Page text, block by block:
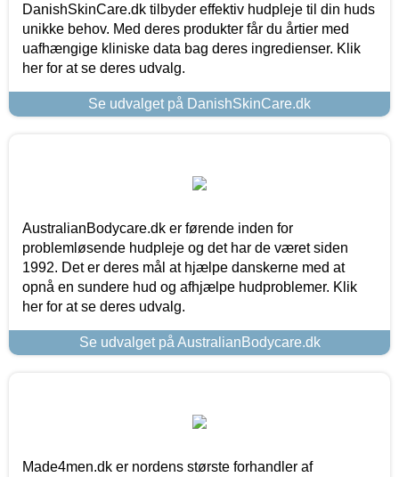
DanishSkinCare.dk tilbyder effektiv hudpleje til din huds
unikke behov. Med deres produkter får du årtier med
uafhængige kliniske data bag deres ingredienser. Klik
her for at se deres udvalg.
Se udvalget på DanishSkinCare.dk
AustralianBodycare.dk er førende inden for
problemløsende hudpleje og det har de været siden
1992. Det er deres mål at hjælpe danskerne med at
opnå en sundere hud og afhjælpe hudproblemer. Klik
her for at se deres udvalg.
Se udvalget på AustralianBodycare.dk
Made4men.dk er nordens største forhandler af